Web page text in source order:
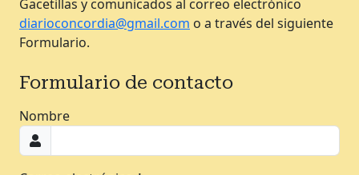
Gacetillas y comunicados al correo electrónico
diarioconcordia@gmail.com o a través del siguiente
Formulario.
Formulario de contacto
Nombre